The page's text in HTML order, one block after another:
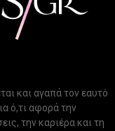
και αγαπά τον εαυτό
ό,τι αφορά την
την καριέρα και τη